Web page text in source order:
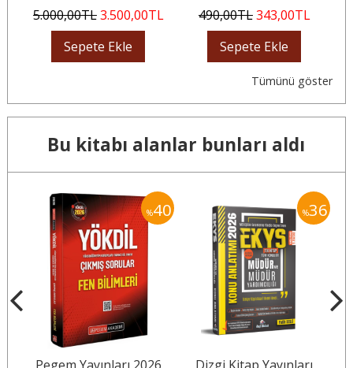
5.000,00TL3.500,00TL
Sepete Ekle
490,00TL343,00TL
Sepete Ekle
Tümünü göster
Bu kitabı alanlar bunları aldı
%40 %36